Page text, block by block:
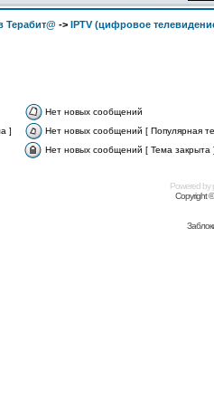
-> IPTV (цифровое
Нет новых сообщений
]
Нет новых сообщений [ Популярная
Нет новых сообщений [ Тема закрыта
Powered by
Copyright